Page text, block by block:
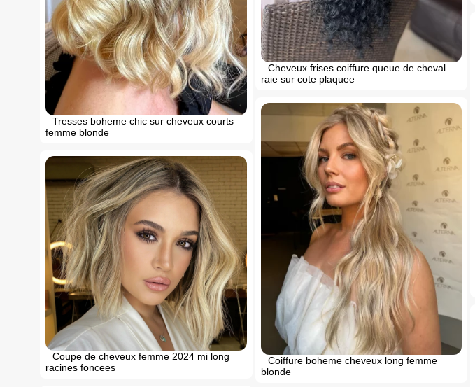
Cheveux frises coiffure queue de cheval
raie sur cote plaquee
Tresses boheme chic sur cheveux courts
femme blonde
Coiffure boheme cheveux long femme
blonde
Coupe de cheveux femme 2024 mi long
racines foncees